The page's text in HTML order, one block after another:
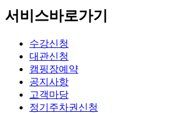
서비스바로가기
수강신청
대관신청
캠핑장예약
공지사항
고객마당
정기주차권신청